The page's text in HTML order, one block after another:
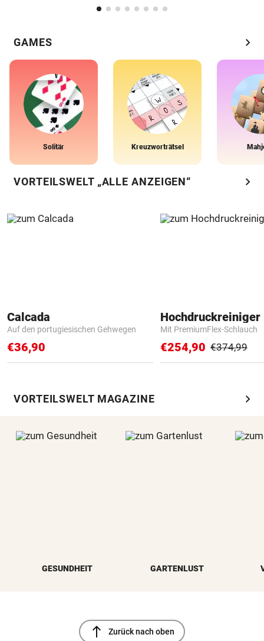
GAMES chevron_right
Solitär Kreuzworträtsel
VORTEILSWELT „ALLE ANZEIGEN“ chevron_right
Calcada
Auf den portugiesischen Gehwegen
€36,90
Hochdruckreiniger
Mit PremiumFlex-Schlauch
€254,90 €374,99
VORTEILSWELT MAGAZINE chevron_right
GESUNDHEIT GARTENLUST
north Zurück nach oben